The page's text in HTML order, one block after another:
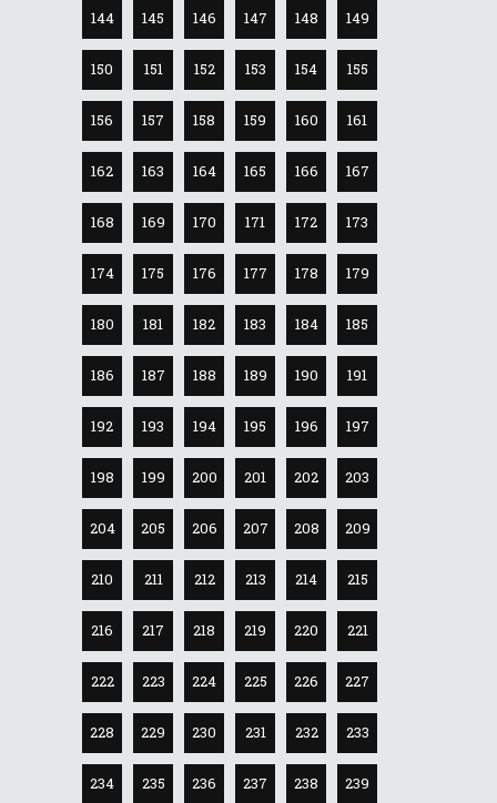
144 145 146 147 148 149
150 151 152 153 154 155
156 157 158 159 160 161
162 163 164 165 166 167
168 169 170 171 172 173
174 175 176 177 178 179
180 181 182 183 184 185
186 187 188 189 190 191
192 193 194 195 196 197
198 199 200 201 202 203
204 205 206 207 208 209
210 211 212 213 214 215
216 217 218 219 220 221
222 223 224 225 226 227
228 229 230 231 232 233
234 235 236 237 238 239